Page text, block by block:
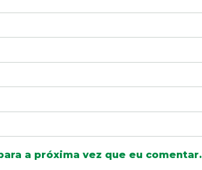
a próxima vez que eu comentar.